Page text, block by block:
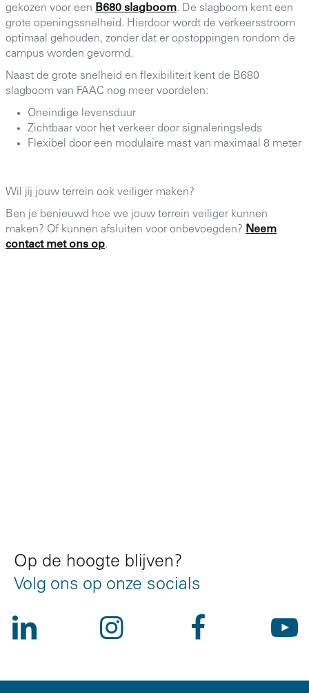
gekozen voor een B680 slagboom. De slagboom kent een
grote openingssnelheid. Hierdoor wordt de verkeersstroom
optimaal gehouden, zonder dat er opstoppingen rondom de
campus worden gevormd.
Naast de grote snelheid en flexibiliteit kent de B680
slagboom van FAAC nog meer voordelen:
Oneindige levensduur
Zichtbaar voor het verkeer door signaleringsleds
Flexibel door een modulaire mast van maximaal 8 meter
Wil jij jouw terrein ook veiliger maken?
Ben je benieuwd hoe we jouw terrein veiliger kunnen
maken? Of kunnen afsluiten voor onbevoegden? Neem
contact met ons op.
Op de hoogte blijven?
Volg ons op onze socials